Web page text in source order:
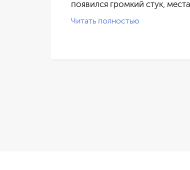
появился громкий стук,
Читать полностью